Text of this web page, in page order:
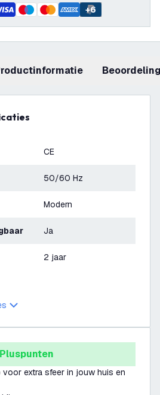
+6
productinformatie
CE
50/60 Hz
Modern
Ja
2 jaar
Pluspunten
voor extra sfeer in jouw huis en